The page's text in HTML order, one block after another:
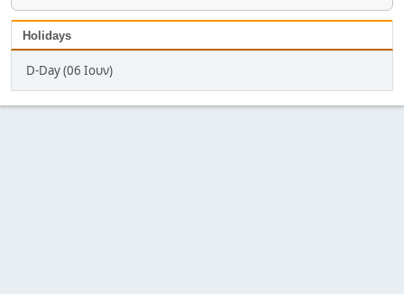
Holidays
D-Day (06 Ιουν)